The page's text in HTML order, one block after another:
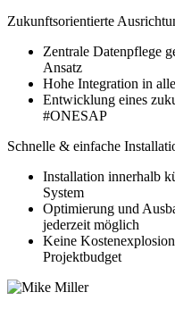
Zukunftsorientierte
Zentrale Datenpflege
Ansatz
Hohe Integration in
Entwicklung eines
#ONESAP
Schnelle & einfache
Installation innerhalb
System
Optimierung und
jederzeit möglich
Keine
Projektbudget